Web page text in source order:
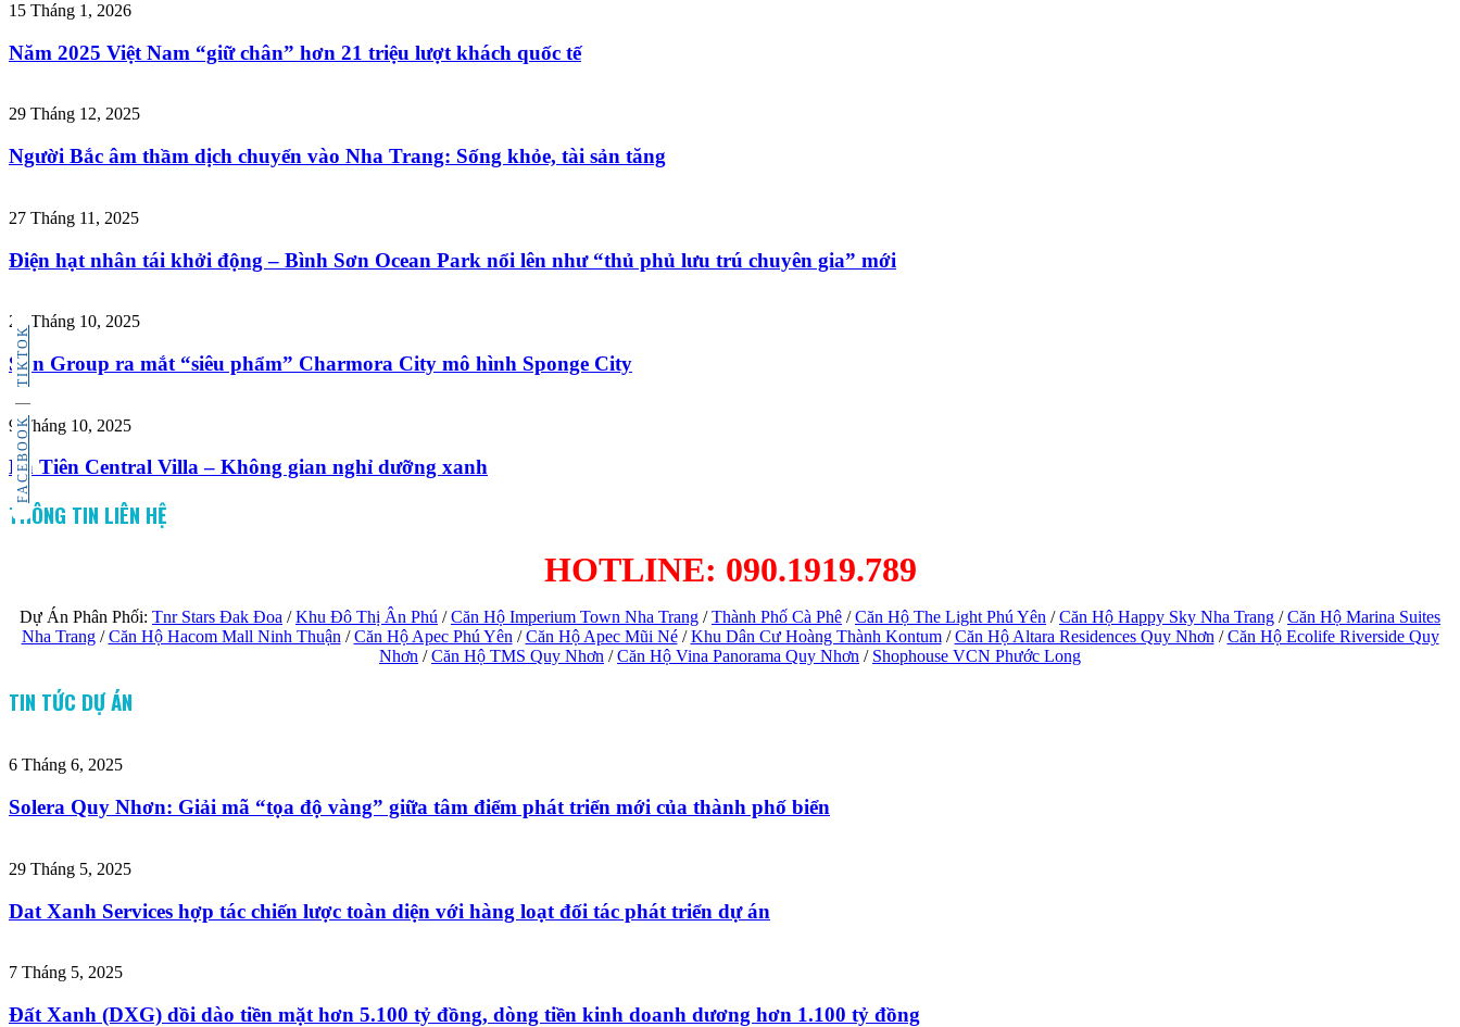
FACEBOOK
TIKTOK
15 Tháng 1, 2026
Năm 2025 Việt Nam “giữ chân” hơn 21 triệu lượt khách quốc tế
29 Tháng 12, 2025
Người Bắc âm thầm dịch chuyển vào Nha Trang: Sống khỏe, tài sản tăng
27 Tháng 11, 2025
Điện hạt nhân tái khởi động – Bình Sơn Ocean Park nổi lên như “thủ phủ lưu trú chuyên gia” mới
29 Tháng 10, 2025
Sun Group ra mắt “siêu phẩm” Charmora City mô hình Sponge City
9 Tháng 10, 2025
La Tiên Central Villa – Không gian nghỉ dưỡng xanh
THÔNG TIN LIÊN HỆ
HOTLINE: 090.1919.789
Dự Án Phân Phối: Tnr Stars Đak Đoa /Khu Đô Thị Ân Phú /Căn Hộ Imperium Town Nha Trang /Thành Phố Cà Phê /Căn Hộ The Light Phú Yên /Căn Hộ Happy Sky Nha Trang /Căn Hộ Marina Suites
Nha Trang/Căn Hộ Hacom Mall Ninh Thuận /Căn Hộ Apec Phú Yên /Căn Hộ Apec Mũi Né/Khu Dân Cư Hoàng Thành Kontum/Căn Hộ Altara Residences Quy Nhơn /Căn Hộ Ecolife Riverside Quy
Nhơn /Căn Hộ TMS Quy Nhơn /Căn Hộ Vina Panorama Quy Nhơn / Shophouse VCN Phước Long
TIN TỨC DỰ ÁN
6 Tháng 6, 2025
Solera Quy Nhơn: Giải mã “tọa độ vàng” giữa tâm điểm phát triển mới của thành phố biển
29 Tháng 5, 2025
Dat Xanh Services hợp tác chiến lược toàn diện với hàng loạt đối tác phát triển dự án
7 Tháng 5, 2025
Đất Xanh (DXG) dồi dào tiền mặt hơn 5.100 tỷ đồng, dòng tiền kinh doanh dương hơn 1.100 tỷ đồng